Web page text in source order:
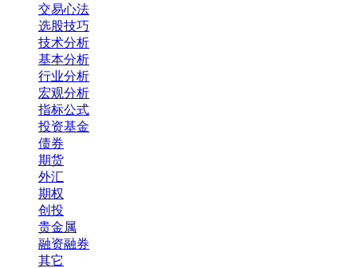
交易心法
选股技巧
技术分析
基本分析
行业分析
宏观分析
指标公式
投资基金
债券
期货
外汇
期权
创投
贵金属
融资融券
其它